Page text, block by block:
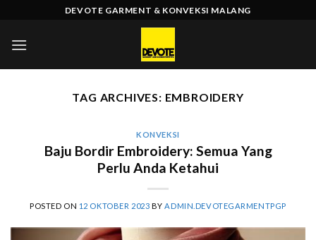
content
DEVOTE GARMENT & KONVEKSI MALANG
TAG ARCHIVES: EMBROIDERY
KONVEKSI
Baju Bordir Embroidery: Semua Yang
Perlu Anda Ketahui
POSTED ON 12 OKTOBER 2023 BY ADMIN.DEVOTEGARMENTPGP